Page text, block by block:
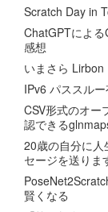
Scratch Day in
ChatGPTによ
感想
いまさら Lirbon
IPv6 パススル
CSV形式のオー
認できる
20歳の自分に人
セージを送りま
賢くなる